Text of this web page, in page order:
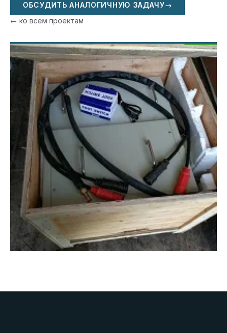
ОБСУДИТЬ АНАЛОГИЧНУЮ ЗАДАЧУ→
← ко всем проектам